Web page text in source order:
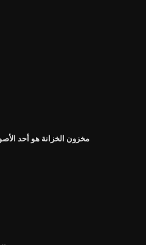
مخزون الخزانة هو أحد